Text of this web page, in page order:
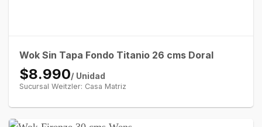
Wok Sin Tapa Fondo Titanio 26 cms Doral
$8.990/ Unidad
Sucursal Weitzler: Casa Matriz